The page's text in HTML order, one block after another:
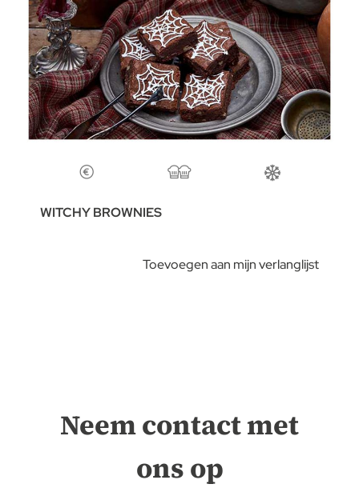
WITCHY BROWNIES
Toevoegen aan mijn verlanglijst
Neem contact met
ons op